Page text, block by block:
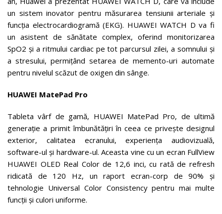
un sistem inovator pentru măsurarea tensiunii arteriale și
funcția electrocardiogramă (EKG). HUAWEI WATCH D va fi
un asistent de sănătate complex, oferind monitorizarea
SpO2 și a ritmului cardiac pe tot parcursul zilei, a somnului și
a stresului, permițând setarea de memento-uri automate
pentru nivelul scăzut de oxigen din sânge.
HUAWEI MatePad Pro
Tableta vârf de gamă, HUAWEI MatePad Pro, de ultimă
generație a primit îmbunătățiri în ceea ce privește designul
exterior, calitatea ecranului, experiența audiovizuală,
software-ul și hardware-ul. Aceasta vine cu un ecran FullView
HUAWEI OLED Real Color de 12,6 inci, cu rată de refresh
ridicată de 120 Hz, un raport ecran-corp de 90% și
tehnologie Universal Color Consistency pentru mai multe
funcții și culori uniforme.